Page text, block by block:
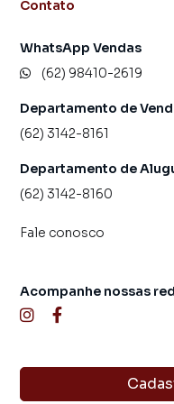
Se interessou? Entre
Contato
WhatsApp Vendas
(62) 98410-2619
Departamento de
(62) 3142-8161
Departamento de
(62) 3142-8160
Fale conosco
Acompanhe nossas